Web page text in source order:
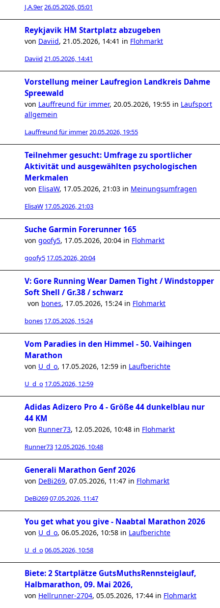
J.A.9er26.05.2026, 05:01
Reykjavik HM Startplatz abzugeben
von Daviid, 21.05.2026, 14:41 in Flohmarkt
Daviid 21.05.2026, 14:41
Vorstellung meiner Laufregion Landkreis Dahme
Spreewald
von Lauffreund für immer, 20.05.2026, 19:55 in Laufsport
allgemein
Lauffreund für immer20.05.2026, 19:55
Teilnehmer gesucht: Umfrage zu sportlicher
Aktivität und ausgewählten psychologischen
Merkmalen
von ElisaW, 17.05.2026, 21:03 in Meinungsumfragen
ElisaW 17.05.2026, 21:03
Suche Garmin Forerunner 165
von goofy5, 17.05.2026, 20:04 in Flohmarkt
goofy5 17.05.2026, 20:04
V: Gore Running Wear Damen Tight / Windstopper
Soft Shell / Gr.38 / schwarz
von bones, 17.05.2026, 15:24 in Flohmarkt
bones 17.05.2026, 15:24
Vom Paradies in den Himmel - 50. Vaihingen
Marathon
von U_d_o, 17.05.2026, 12:59 in Laufberichte
U_d_o 17.05.2026, 12:59
Adidas Adizero Pro 4 - Größe 44 dunkelblau nur
44 KM
von Runner73, 12.05.2026, 10:48 in Flohmarkt
Runner73 12.05.2026, 10:48
Generali Marathon Genf 2026
von DeBi269, 07.05.2026, 11:47 in Flohmarkt
DeBi26907.05.2026, 11:47
You get what you give - Naabtal Marathon 2026
von U_d_o, 06.05.2026, 10:58 in Laufberichte
U_d_o06.05.2026, 10:58
Biete: 2 Startplätze GutsMuthsRennsteiglauf,
Halbmarathon, 09. Mai 2026,
von Hellrunner-2704, 05.05.2026, 17:44 in Flohmarkt